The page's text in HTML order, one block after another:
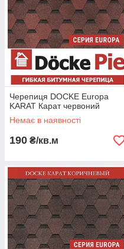
Черепиця DOCKE Europa
KARAT Карат червоний
Немає в наявності
190 ₴/кв.м